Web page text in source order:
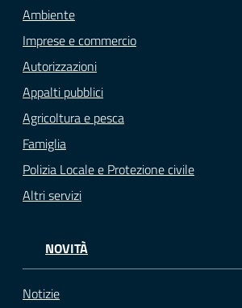
Ambiente
Imprese e commercio
Autorizzazioni
Appalti pubblici
Agricoltura e pesca
Famiglia
Polizia Locale e Protezione civile
Altri servizi
NOVITÀ
Notizie